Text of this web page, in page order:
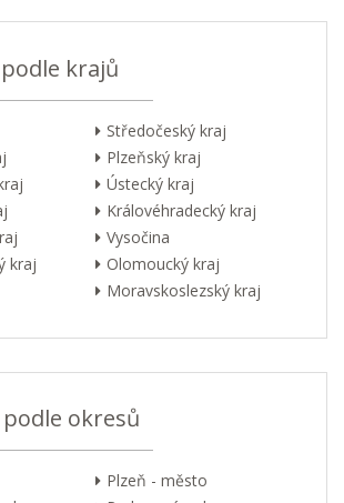
krajů
Středočeský kraj
Plzeňský kraj
Ústecký kraj
Královéhradecký kraj
Vysočina
kraj
Olomoucký kraj
Moravskoslezský kraj
okresů
Plzeň - město